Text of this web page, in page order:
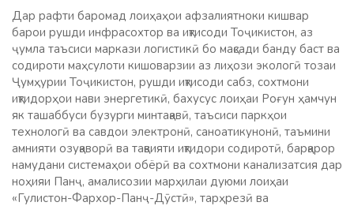
Дар рафти баромад лоиҳаҳои афзалиятноки кишвар
барои рушди инфрасохтор ва иқтисоди Тоҷикистон, аз
ҷумла таъсиси маркази логистикӣ бо мақсади банду баст ва
содироти маҳсулоти кишоварзии аз лиҳози экологӣ тозаи
Ҷумҳурии Тоҷикистон, рушди иқтисоди сабз, сохтмони
иқтидорҳои нави энергетикӣ, бахусус лоиҳаи Роғун ҳамчун
як ташаббуси бузурги минтақавӣ, таъсиси паркҳои
технологӣ ва савдои электронӣ, саноатикунонӣ, таъмини
амнияти озуқаворӣ ва тақвияти иқтидори содиротӣ, барқарор
намудани системаҳои обёрӣ ва сохтмони канализатсия дар
ноҳияи Панҷ, амалисозии марҳилаи дуюми лоиҳаи
«Гулистон-Фархор-Панҷ-Дӯстӣ», тарҳрезӣ ва